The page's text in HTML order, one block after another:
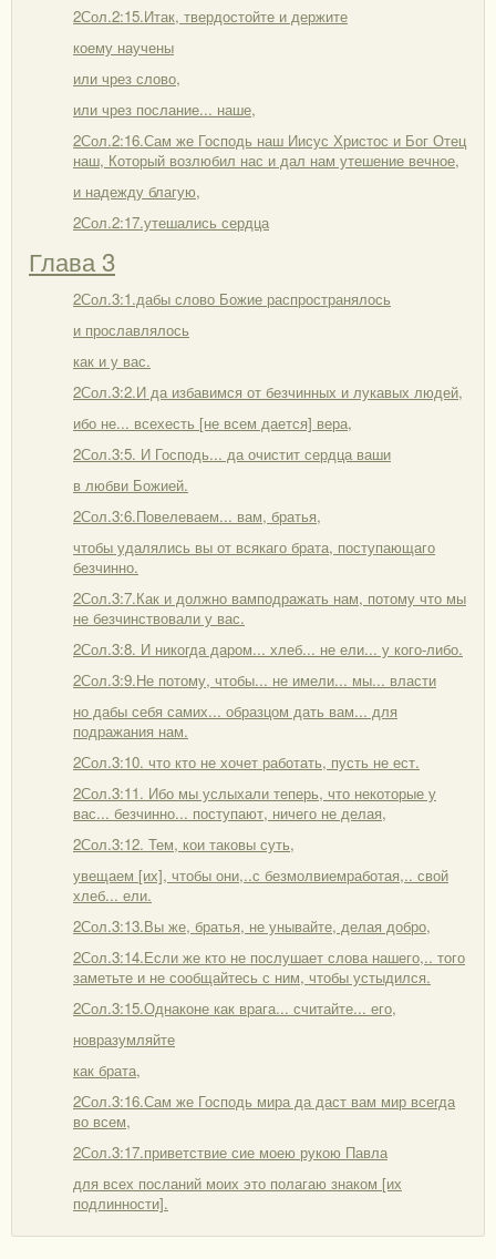
2Сол.2:15.Итак, твердостойте и держите
коему научены
или чрез слово,
или чрез послание... наше,
2Сол.2:16.Сам же Господь наш Иисус Христос и Бог Отец
наш, Который возлюбил нас и дал нам утешение вечное,
и надежду благую,
2Сол.2:17.утешались сердца
Глава 3
2Сол.3:1.дабы слово Божие распространялось
и прославлялось
как и у вас.
2Сол.3:2.И да избавимся от безчинных и лукавых людей,
ибо не... всехесть [не всем дается] вера,
2Сол.3:5. И Господь... да очистит сердца ваши
в любви Божией.
2Сол.3:6.Повелеваем... вам, братья,
чтобы удалялись вы от всякаго брата, поступающаго
безчинно.
2Сол.3:7.Как и должно вамподражать нам, потому что мы
не безчинствовали у вас.
2Сол.3:8. И никогда даром... хлеб... не ели... у кого-либо.
2Сол.3:9.Не потому, чтобы... не имели... мы... власти
но дабы себя самих... образцом дать вам... для
подражания нам.
2Сол.3:10. что кто не хочет работать, пусть не ест.
2Сол.3:11. Ибо мы услыхали теперь, что некоторые у
вас... безчинно... поступают, ничего не делая,
2Сол.3:12. Тем, кои таковы суть,
увещаем [их], чтобы они,..с безмолвиемработая,.. свой
хлеб... ели.
2Сол.3:13.Вы же, братья, не унывайте, делая добро,
2Сол.3:14.Если же кто не послушает слова нашего,.. того
заметьте и не сообщайтесь с ним, чтобы устыдился.
2Сол.3:15.Однаконе как врага... считайте... его,
новразумляйте
как брата,
2Сол.3:16.Сам же Господь мира да даст вам мир всегда
во всем,
2Сол.3:17.приветствие сие моею рукою Павла
для всех посланий моих это полагаю знаком [их
подлинности].